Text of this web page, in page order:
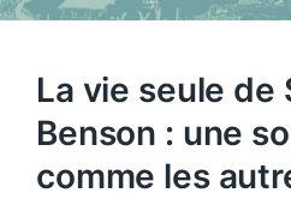
La vie seule de
Benson : une
comme les